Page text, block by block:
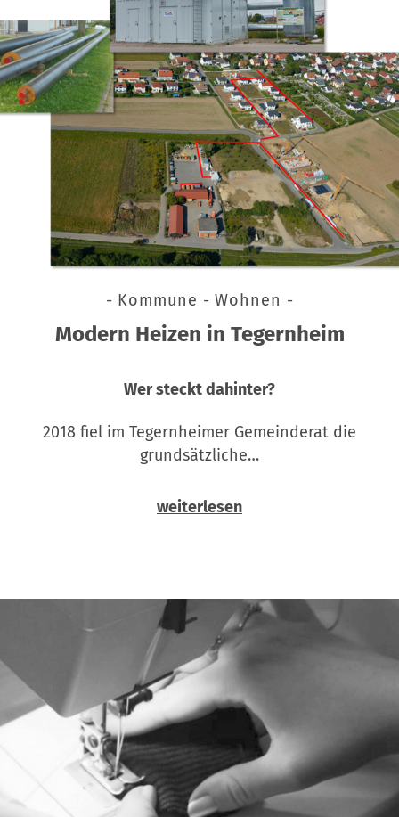
- Kommune - Wohnen -
Modern Heizen in Tegernheim
Wer steckt dahinter?
2018 fiel im Tegernheimer Gemeinderat die
grundsätzliche…
weiterlesen